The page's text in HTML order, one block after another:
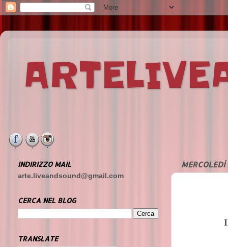
INDIRIZZO MAIL
arte.liveandsound@gmail.com
CERCA NEL BLOG
TRANSLATE